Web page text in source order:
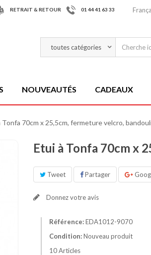
RETRAIT & RETOUR 01 44 41 63 33
NOUVEAUTÉS CADEAUX
Tonfa 70cm x 25,5cm, fermeture velcro,
Etui à Tonfa 70cm x
Tweet Partager
Donnez votre avis
Référence:EDA1012-9070
Condition:Nouveau produit
10Articles